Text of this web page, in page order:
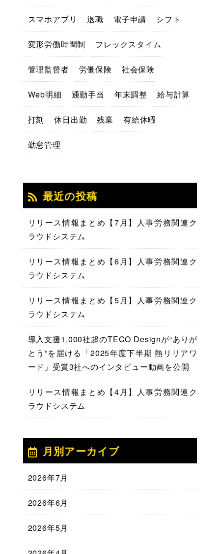
スマホアプリ 退職 電子申請 シフト
変形労働時間制 フレックスタイム
管理監督者 労働保険 社会保険
Web明細 通勤手当 年末調整 給与計算
打刻 休日出勤 残業 有給休暇
勤怠管理
最近の投稿
リリース情報まとめ【7月】人事労務関連ク
ラウドシステム
リリース情報まとめ【6月】人事労務関連ク
ラウドシステム
リリース情報まとめ【5月】人事労務関連ク
ラウドシステム
導入支援1,000社超のTECO Designが“ありが
とう”を届ける「2025年度下半期 熱リリアワ
ード」受賞3社へのインタビュー動画を公開
リリース情報まとめ【4月】人事労務関連ク
ラウドシステム
月別アーカイブ
2026年7月
2026年6月
2026年5月